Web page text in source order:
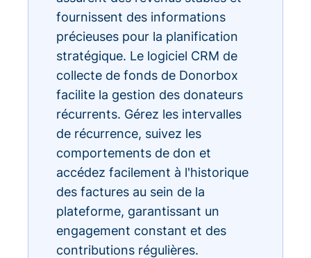
fournissent des informations
précieuses pour la planification
stratégique. Le logiciel CRM de
collecte de fonds de Donorbox
facilite la gestion des donateurs
récurrents. Gérez les intervalles
de récurrence, suivez les
comportements de don et
accédez facilement à l'historique
des factures au sein de la
plateforme, garantissant un
engagement constant et des
contributions régulières.